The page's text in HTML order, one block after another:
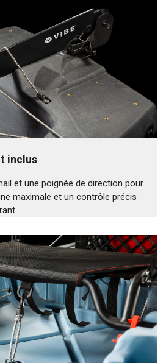
inclus
et une poignée de direction pour
maximale et un contrôle précis